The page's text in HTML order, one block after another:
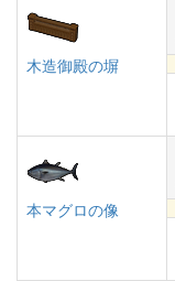
木造御殿の塀
本マグロの像